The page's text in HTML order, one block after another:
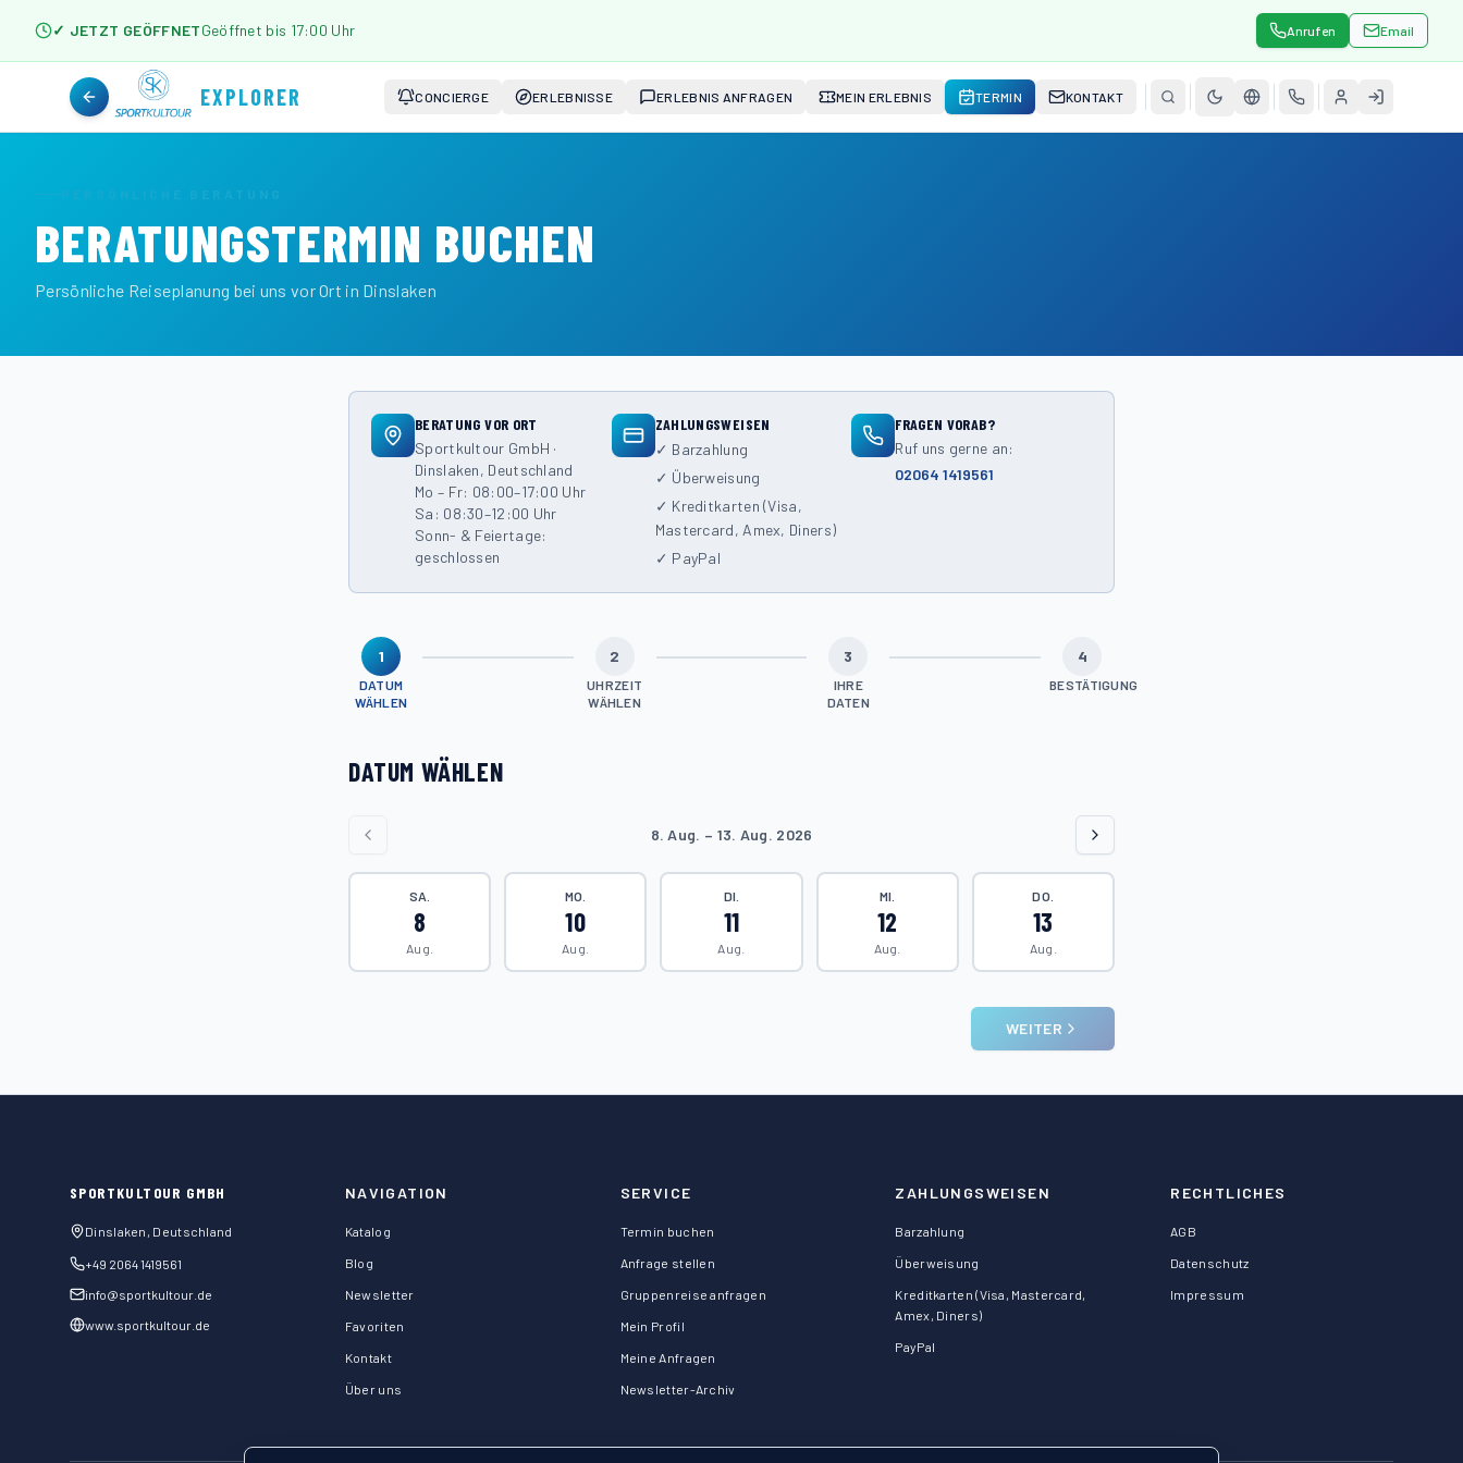
✓ JETZT GEÖFFNETGeöffnet bis 17:00 Uhr Anrufen Email
EXPLORER CONCIERGE ERLEBNISSE ERLEBNIS ANFRAGEN MEIN ERLEBNIS TERMIN KONTAKT
BERATUNGSTERMIN BUCHEN
Persönliche Reiseplanung bei uns vor Ort in Dinslaken
BERATUNG VOR ORT
Sportkultour GmbH ·
Dinslaken, Deutschland
Mo – Fr: 08:00–17:00 Uhr
Sa: 08:30–12:00 Uhr
Sonn- & Feiertage:
geschlossen
ZAHLUNGSWEISEN
✓ Barzahlung
✓ Überweisung
✓ Kreditkarten (Visa,
Mastercard, Amex, Diners)
✓ PayPal
FRAGEN VORAB?
Ruf uns gerne an:
02064 1419561
1
DATUM
WÄHLEN
2
UHRZEIT
WÄHLEN
3
IHRE
DATEN
4
BESTÄTIGUNG
DATUM WÄHLEN
8. Aug. – 13. Aug. 2026
SA.
8
Aug.
MO.
10
Aug.
DI.
11
Aug.
MI.
12
Aug.
DO.
13
Aug.
WEITER
SPORTKULTOUR GMBH
Dinslaken, Deutschland
+49 2064 1419561
info@sportkultour.de
www.sportkultour.de
NAVIGATION
Katalog
Blog
Newsletter
Favoriten
Kontakt
Über uns
SERVICE
Termin buchen
Anfrage stellen
Gruppenreise anfragen
Mein Profil
Meine Anfragen
Newsletter-Archiv
ZAHLUNGSWEISEN
Barzahlung
Überweisung
Kreditkarten (Visa, Mastercard,
Amex, Diners)
PayPal
RECHTLICHES
AGB
Datenschutz
Impressum